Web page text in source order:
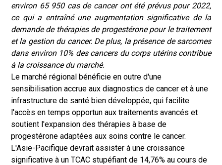
environ 65 950 cas de cancer ont été prévus pour 2022,
ce qui a entraîné une augmentation significative de la
demande de thérapies de progestérone pour le traitement
et la gestion du cancer. De plus, la présence de sarcomes
dans environ 10% des cancers du corps utérins contribue
à la croissance du marché.
Le marché régional bénéficie en outre d'une
sensibilisation accrue aux diagnostics de cancer et à une
infrastructure de santé bien développée, qui facilite
l'accès en temps opportun aux traitements avancés et
soutient l'expansion des thérapies à base de
progestérone adaptées aux soins contre le cancer.
L'Asie-Pacifique devrait assister à une croissance
significative à un TCAC stupéfiant de 14,76% au cours de